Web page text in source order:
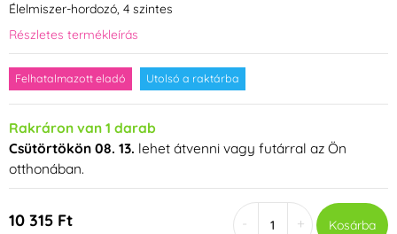
Élelmiszer-hordozó, 4 szintes
Részletes termékleírás
Felhatalmazott eladó Utolsó a raktárba
Rakráron van 1 darab
Csütörtökön 08. 13. lehet átvenni vagy futárral az Ön
otthonában.
10 315 Ft + Kosárba